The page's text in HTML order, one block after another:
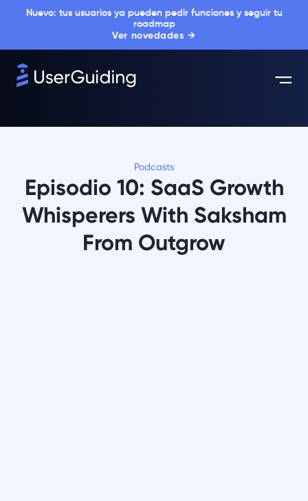
Nuevo: tus usuarios ya pueden pedir funciones y seguir tu
roadmap
Ver novedades →
Podcasts
Episodio 10: SaaS Growth
Whisperers With Saksham
From Outgrow